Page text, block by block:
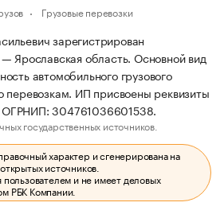
Грузовые перевозки
зарегистрирован
Ярославская область. Основной вид
автомобильного грузового
перевозкам. ИП присвоены реквизиты
304761036601538.
государственных источников.
характер и сгенерирована на
источников.
пользователем и не имеет деловых
РБК Компании.